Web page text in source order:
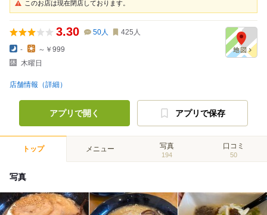
このお店は現在閉店しております。
3.30 50人 425 人
-
～￥999
木曜日
店舗情報（詳細）
アプリで開く アプリで保存
トップ メニュー 写真
194
口コミ
50
写真